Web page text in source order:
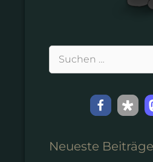
Suchen
Neueste Beiträge